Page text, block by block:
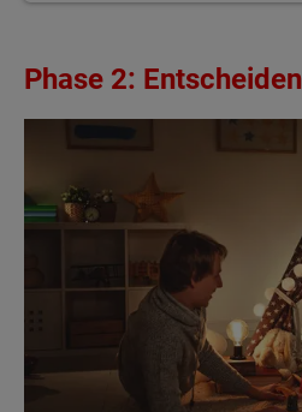
Phase 2: Entscheiden